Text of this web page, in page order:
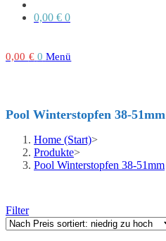
0,00 € 0
0,00 € 0 Menü
Pool Winterstopfen 38-51mm
Home (Start)>
Produkte>
Pool Winterstopfen 38-51mm
Filter